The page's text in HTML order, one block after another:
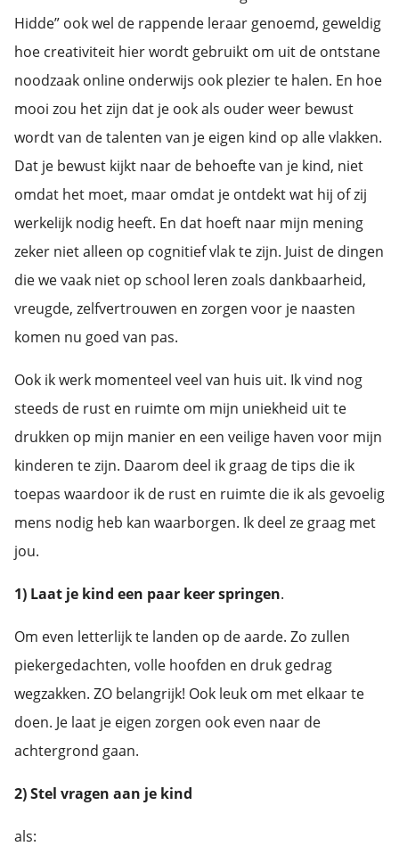
Hidde” ook wel de rappende leraar genoemd, geweldig
hoe creativiteit hier wordt gebruikt om uit de ontstane
noodzaak online onderwijs ook plezier te halen. En hoe
mooi zou het zijn dat je ook als ouder weer bewust
wordt van de talenten van je eigen kind op alle vlakken.
Dat je bewust kijkt naar de behoefte van je kind, niet
omdat het moet, maar omdat je ontdekt wat hij of zij
werkelijk nodig heeft. En dat hoeft naar mijn mening
zeker niet alleen op cognitief vlak te zijn. Juist de dingen
die we vaak niet op school leren zoals dankbaarheid,
vreugde, zelfvertrouwen en zorgen voor je naasten
komen nu goed van pas.
Ook ik werk momenteel veel van huis uit. Ik vind nog
steeds de rust en ruimte om mijn uniekheid uit te
drukken op mijn manier en een veilige haven voor mijn
kinderen te zijn. Daarom deel ik graag de tips die ik
toepas waardoor ik de rust en ruimte die ik als gevoelig
mens nodig heb kan waarborgen. Ik deel ze graag met
jou.
1) Laat je kind een paar keer springen.
Om even letterlijk te landen op de aarde. Zo zullen
piekergedachten, volle hoofden en druk gedrag
wegzakken. ZO belangrijk! Ook leuk om met elkaar te
doen. Je laat je eigen zorgen ook even naar de
achtergrond gaan.
2) Stel vragen aan je kind
als: